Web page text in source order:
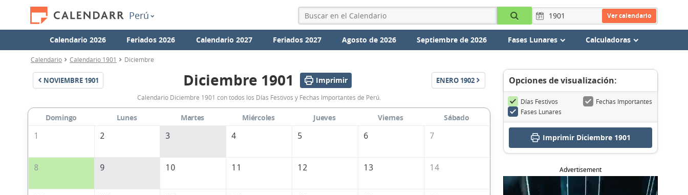
Perú Ver calendario
Calendario 2026 Feriados 2026 Calendario 2027 Feriados 2027 Agosto de 2026 Septiembre de 2026 Fases Lunares Calculadoras
Calendario Calendario 1901 Diciembre
NOVIEMBRE 1901
Calendario
Diciembre
1901
Perú
Diciembre 1901 Imprimir ENERO 1902
Calendario Diciembre 1901 con todos los Días Festivos y Fechas Importantes de Perú.
Domingo Lunes Martes Miércoles Jueves Viernes
Sábado
1
2 3 4 5 6 7
8 9 10 11 12 13 14
Opciones de visualización:
Días Festivos
Fechas Importantes
Fases Lunares
Imprimir Diciembre 1901
Advertisement